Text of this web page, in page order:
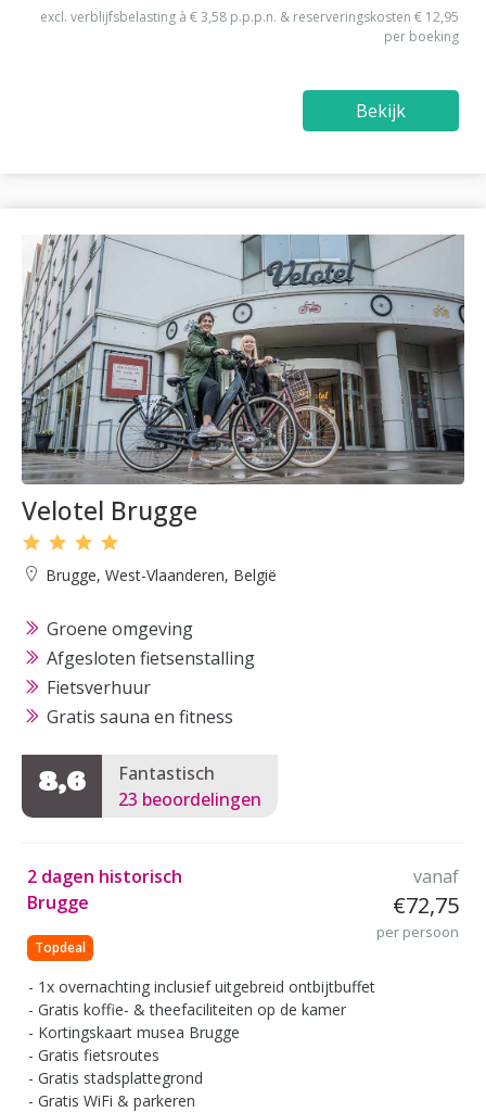
excl. verblijfsbelasting à € 3,58 p.p.p.n. & reserveringskosten € 12,95
per boeking
Bekijk
Velotel Brugge
Brugge, West-Vlaanderen, België
Groene omgeving
Afgesloten fietsenstalling
Fietsverhuur
Gratis sauna en fitness
8,6
Fantastisch
23 beoordelingen
2 dagen historisch
Brugge
Topdeal
vanaf
€72,75
per persoon
1x overnachting inclusief uitgebreid ontbijtbuffet
Gratis koffie- & theefaciliteiten op de kamer
Kortingskaart musea Brugge
Gratis fietsroutes
Gratis stadsplattegrond
Gratis WiFi & parkeren